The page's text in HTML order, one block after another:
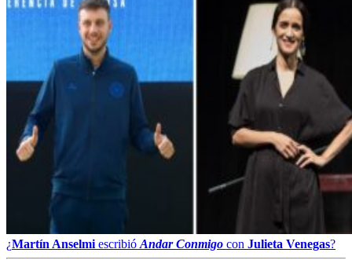
¿Martín Anselmi escribió Andar Conmigo con Julieta Venegas?